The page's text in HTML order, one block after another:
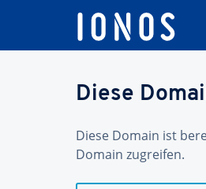
Diese
Diese Domain ist
Domain zugreifen.